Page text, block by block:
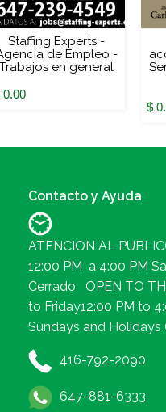
Staffing Experts -
de Empleo -
Trabajos en general
0.00
$
Contacto y Ayuda
ATENCION AL
12:00 PM a 4:00 PM
Cerrado OPEN TO
to Friday12:00 PM to
Sundays and Holidays
416-792-2090
647-881-6333